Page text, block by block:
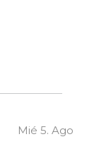
Mié 5. Ago